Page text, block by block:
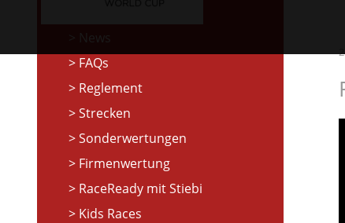
FAQs
Reglement
Strecken
Sonderwertungen
Firmenwertung
RaceReady mit Stiebi
Kids Races